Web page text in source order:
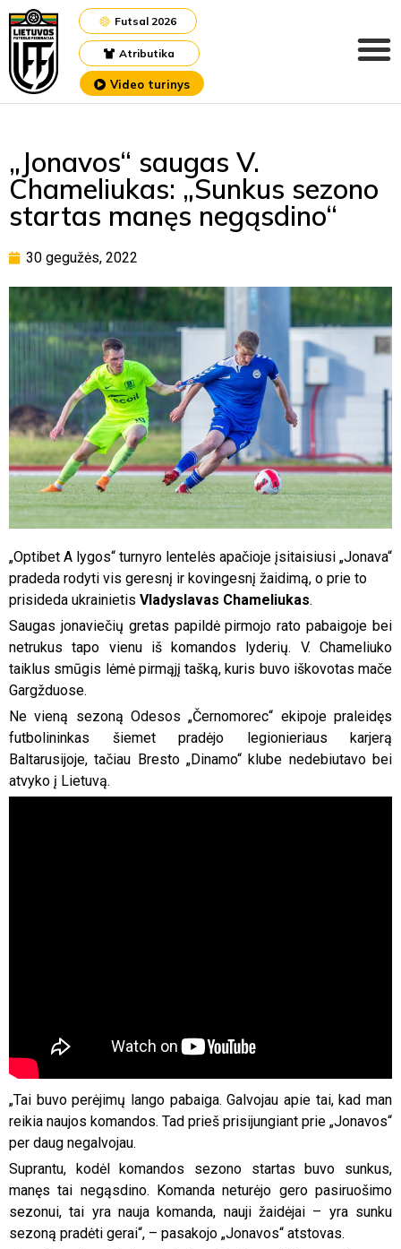
Atributika
Futsal 2026
Video turinys
„Jonavos“ saugas V.
Chameliukas: „Sunkus sezono
startas manęs negąsdino“
30 gegužės, 2022
„Optibet A lygos“ turnyro lentelės apačioje įsitaisiusi „Jonava“
pradeda rodyti vis geresnį ir kovingesnį žaidimą, o prie to
prisideda ukrainietis Vladyslavas Chameliukas.
Saugas jonaviečių gretas papildė pirmojo rato pabaigoje bei
netrukus tapo vienu iš komandos lyderių. V. Chameliuko
taiklus smūgis lėmė pirmąjį tašką, kuris buvo iškovotas mače
Gargžduose.
Ne vieną sezoną Odesos „Černomorec“ ekipoje praleidęs
futbolininkas šiemet pradėjo legionieriaus karjerą
Baltarusijoje, tačiau Bresto „Dinamo“ klube nedebiutavo bei
atvyko į Lietuvą.
„Tai buvo perėjimų lango pabaiga. Galvojau apie tai, kad man
reikia naujos komandos. Tad prieš prisijungiant prie „Jonavos“
per daug negalvojau.
Suprantu, kodėl komandos sezono startas buvo sunkus,
manęs tai negąsdino. Komanda neturėjo gero pasiruošimo
sezonui, tai yra nauja komanda, nauji žaidėjai – yra sunku
sezoną pradėti gerai“, – pasakojo „Jonavos“ atstovas.